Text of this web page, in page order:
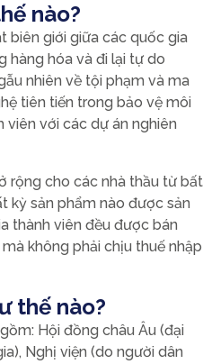
nào?
biên giới giữa các quốc gia
hàng hóa và đi lại tự do
nhiên về tội phạm và ma
tiên tiến trong bảo vệ môi
với các dự án nghiên
rộng cho các nhà thầu từ bất
kỳ sản phẩm nào được sản
thành viên đều được bán
không phải chịu thuế nhập
thế nào?
Hội đồng châu Âu (đại
Nghị viện (do người dân